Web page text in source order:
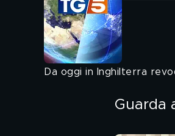
Da oggi in Inghilterra
Guarda